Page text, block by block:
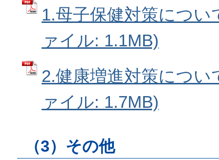
1.母子保健対策につい
ァイル: 1.1MB)
2.健康増進対策につい
ァイル: 1.7MB)
（3）その他